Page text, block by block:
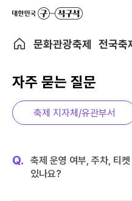
문화관광축제 전국축
자주 묻는 질문
축제 지자체/유관부서
Q.
축제 운영 여부, 주차, 티
있나요?